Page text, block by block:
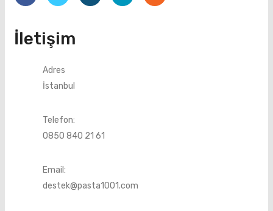
İletişim
Adres
İstanbul
Telefon:
0850 840 21 61
Email:
destek@pasta1001.com